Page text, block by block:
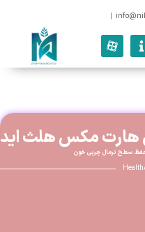
|
هارت مکس هلث اید
سطح نرمال چربی خون